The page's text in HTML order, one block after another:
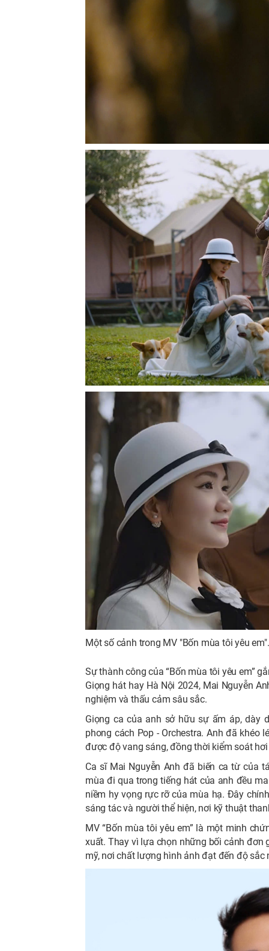
Một số cảnh trong MV "Bốn mùa tôi yêu em".
Sự thành công của “Bốn mùa tôi yêu em”
Giọng hát hay Hà Nội 2024, Mai Nguyễn
nghiệm và thấu cảm sâu sắc.
Giọng ca của anh sở hữu sự ấm áp, dày
phong cách Pop - Orchestra. Anh đã
được độ vang sáng, đồng thời kiểm soát
Ca sĩ Mai Nguyễn Anh đã biến ca từ của
mùa đi qua trong tiếng hát của anh đều
niềm hy vọng rực rỡ của mùa hạ. Đây
sáng tác và người thể hiện, nơi kỹ thuật
MV “Bốn mùa tôi yêu em” là một minh
xuất. Thay vì lựa chọn những bối cảnh
mỹ, nơi chất lượng hình ảnh đạt đến độ sắc